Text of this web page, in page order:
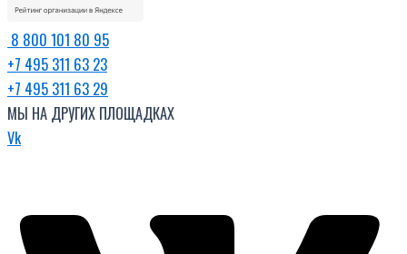
8 800 101 80 95
+7 495 311 63 23
+7 495 311 63 29
МЫ НА ДРУГИХ ПЛОЩАДКАХ
Vk